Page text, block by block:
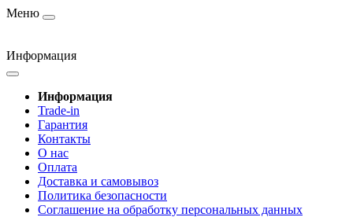
Меню
Информация
Информация
Trade-in
Гарантия
Контакты
О нас
Оплата
Доставка и самовывоз
Политика безопасности
Соглашение на обработку персональных данных